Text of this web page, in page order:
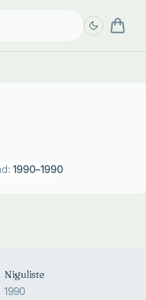
1990–1990
Niguliste
1990